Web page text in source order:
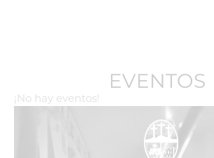
EVENTOS
¡No hay eventos!